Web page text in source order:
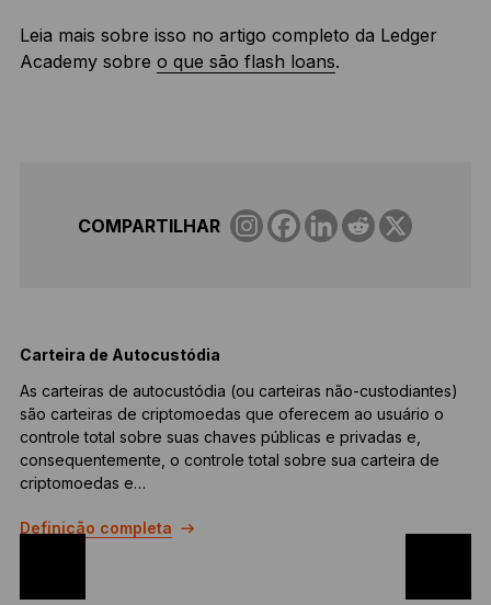
Leia mais sobre isso no artigo completo da Ledger
Academy sobre o que são flash loans.
COMPARTILHAR
Carteira de Autocustódia
As carteiras de autocustódia (ou carteiras não-custodiantes)
são carteiras de criptomoedas que oferecem ao usuário o
controle total sobre suas chaves públicas e privadas e,
consequentemente, o controle total sobre sua carteira de
criptomoedas e…
Definição completa